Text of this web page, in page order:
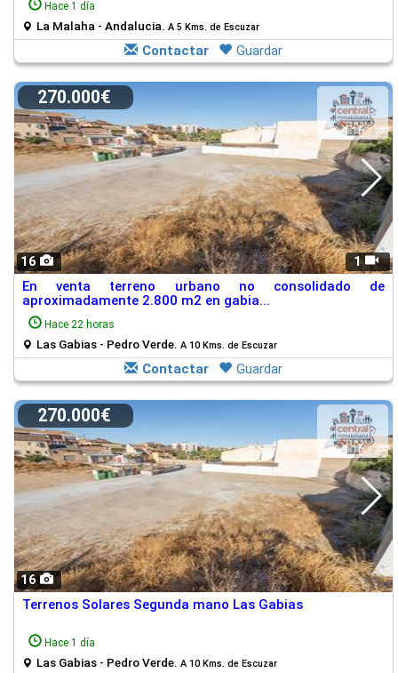
Hace 1 día
La Malaha - Andalucia. A 5 Kms. de Escuzar
Contactar Guardar
16 1
270.000€
En venta terreno urbano no consolidado de
aproximadamente 2.800 m2 en gabia...
Hace 22 horas
Las Gabias - Pedro Verde. A 10 Kms. de Escuzar
Contactar Guardar
16
270.000€
Terrenos Solares Segunda mano Las Gabias
Hace 1 día
Las Gabias - Pedro Verde. A 10 Kms. de Escuzar